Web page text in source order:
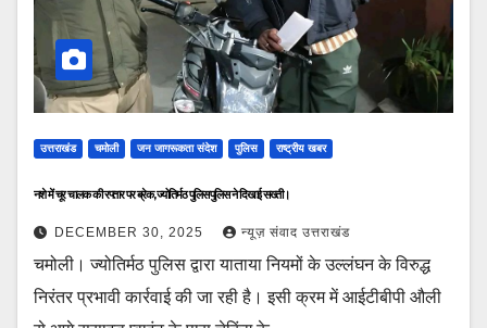
उत्तराखंड चमोली जन जागरूकता संदेश पुलिस राष्ट्रीय खबर
नशे में चूर चालक की रफ्तार पर ब्रेक, ज्योतिर्मठ पुलिस पुलिस ने दिखाई सख्ती।
DECEMBER 30, 2025 न्यूज़ संवाद उत्तराखंड
चमोली। ज्योतिर्मठ पुलिस द्वारा याताया नियमों के उल्लंघन के विरुद्ध
निरंतर प्रभावी कार्रवाई की जा रही है। इसी क्रम में आईटीबीपी औली